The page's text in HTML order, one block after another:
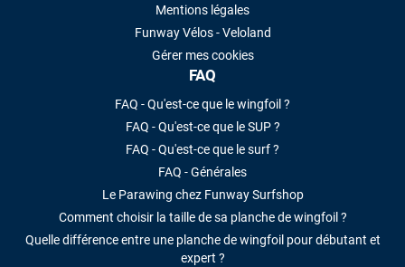
Mentions légales
Funway Vélos - Veloland
Gérer mes cookies
FAQ
FAQ - Qu'est-ce que le wingfoil ?
FAQ - Qu'est-ce que le SUP ?
FAQ - Qu'est-ce que le surf ?
FAQ - Générales
Le Parawing chez Funway Surfshop
Comment choisir la taille de sa planche de wingfoil ?
Quelle différence entre une planche de wingfoil pour débutant et
expert ?